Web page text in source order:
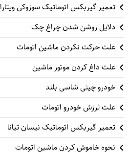
تعمیر گیربکس اتوماتیک سوزوکی ویتارا
دلایل روشن شدن چراغ چک
علت حرکت نکردن ماشین اتومات
علت داغ کردن موتور ماشین
خودرو چینی شاسی بلند
علت لرزش خودرو اتومات
تعمیر گیربکس اتوماتیک نیسان تیانا
نحوه خاموش کردن ماشین اتومات